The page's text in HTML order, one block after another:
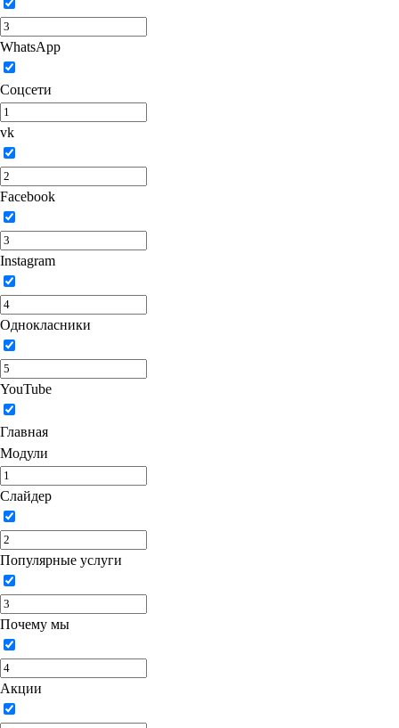
WhatsApp
Соцсети
vk
Facebook
Instagram
Однокласники
YouTube
Главная
Модули
Слайдер
Популярные услуги
Почему мы
Акции